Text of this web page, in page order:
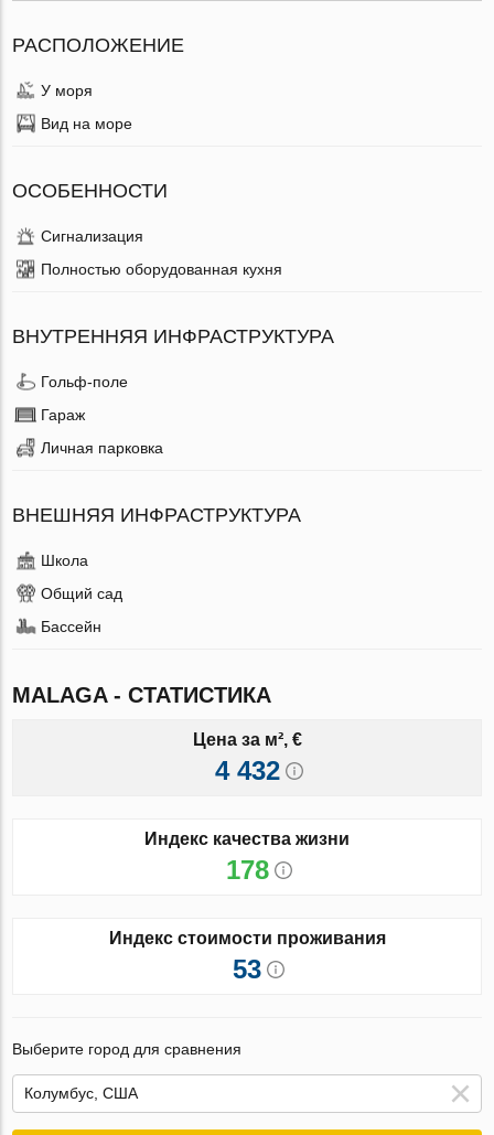
РАСПОЛОЖЕНИЕ
У моря
Вид на море
ОСОБЕННОСТИ
Сигнализация
Полностью оборудованная кухня
ВНУТРЕННЯЯ ИНФРАСТРУКТУРА
Гольф-поле
Гараж
Личная парковка
ВНЕШНЯЯ ИНФРАСТРУКТУРА
Школа
Общий сад
Бассейн
MALAGA - СТАТИСТИКА
Цена за м², €
4 432
Индекс качества жизни
178
Индекс стоимости проживания
53
Выберите город для сравнения